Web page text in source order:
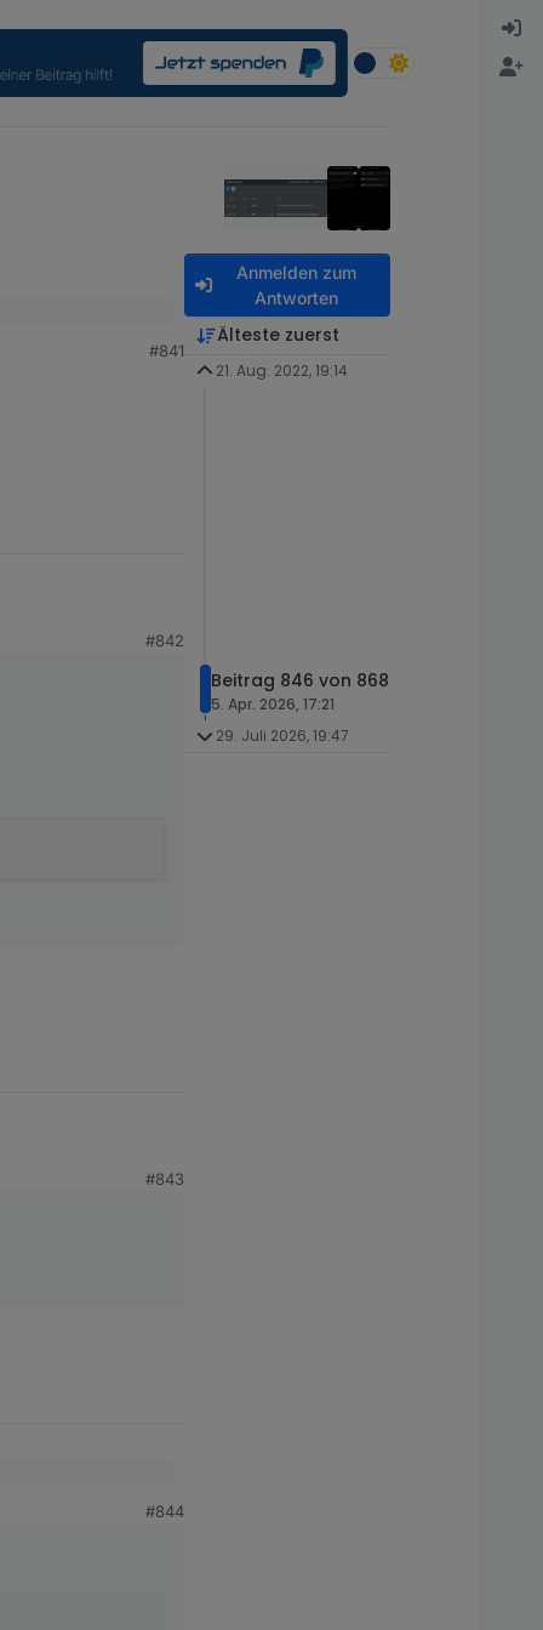
#841
#842
#843
#844
Anmelden zum
Antworten
Älteste zuerst
21. Aug. 2022, 19:14
Beitrag 846 von 868
5. Apr. 2026, 17:21
29. Juli 2026, 19:47